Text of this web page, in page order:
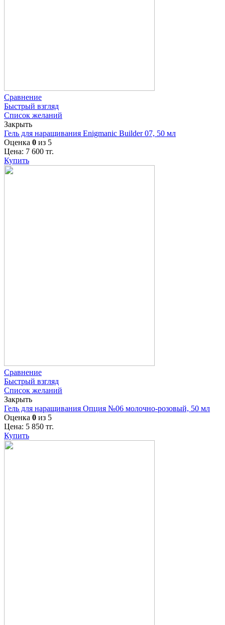
Сравнение
Быстрый взгляд
Список желаний
Закрыть
Гель для наращивания Enigmanic Builder 07, 50 мл
Оценка 0 из 5
Цена: 7 600 тг.
Купить
Сравнение
Быстрый взгляд
Список желаний
Закрыть
Гель для наращивания Опция №06 молочно-розовый, 50 мл
Оценка 0 из 5
Цена: 5 850 тг.
Купить